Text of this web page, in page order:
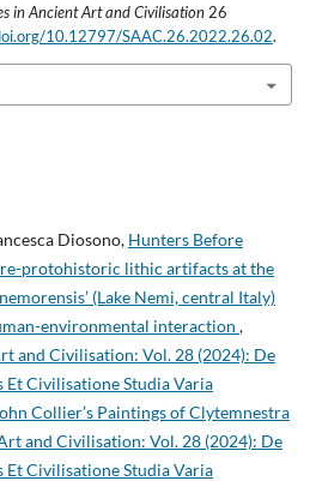
in Ancient Art and Civilisation26
10.12797/SAAC.26.2022.26.02.
Diosono, Hunters Before
protohistoric lithic artifacts at the
(Lake Nemi, central Italy)
environmental interaction ,
and Civilisation: Vol. 28 (2024): De
Civilisatione Studia Varia
Collier’s Paintings of Clytemnestra
and Civilisation: Vol. 28 (2024): De
Civilisatione Studia Varia